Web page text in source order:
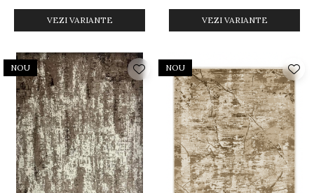
VEZI VARIANTE VEZI VARIANTE
NOU NOU